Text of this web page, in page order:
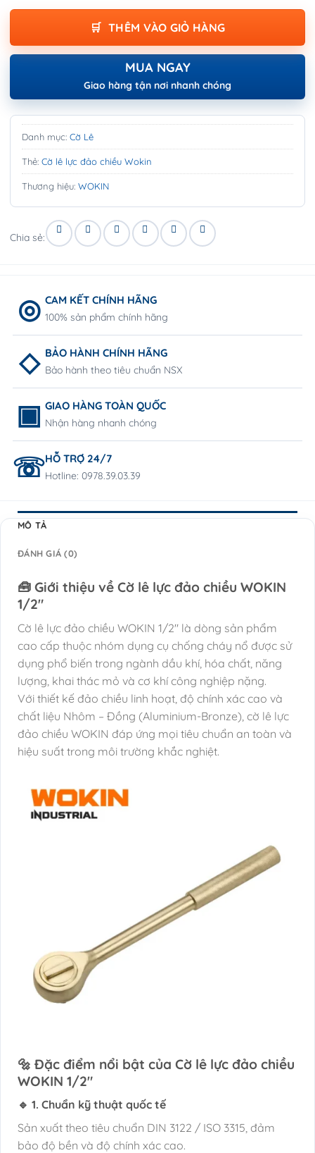
THÊM VÀO GIỎ HÀNG
MUA NGAY
Giao hàng tận nơi nhanh chóng
Danh mục: Cờ Lê
Thẻ: Cờ lê lực đảo chiều Wokin
Thương hiệu: WOKIN
Chia sẻ:
CAM KẾT CHÍNH HÃNG
100% sản phẩm chính hãng
BẢO HÀNH CHÍNH HÃNG
Bảo hành theo tiêu chuẩn NSX
GIAO HÀNG TOÀN QUỐC
Nhận hàng nhanh chóng
HỖ TRỢ 24/7
Hotline: 0978.39.03.39
MÔ TẢ
ĐÁNH GIÁ (0)
🧰 Giới thiệu về Cờ lê lực đảo chiều WOKIN
1/2″
Cờ lê lực đảo chiều WOKIN 1/2″ là dòng sản phẩm
cao cấp thuộc nhóm dụng cụ chống cháy nổ được sử
dụng phổ biến trong ngành dầu khí, hóa chất, năng
lượng, khai thác mỏ và cơ khí công nghiệp nặng.
Với thiết kế đảo chiều linh hoạt, độ chính xác cao và
chất liệu Nhôm – Đồng (Aluminium-Bronze), cờ lê lực
đảo chiều WOKIN đáp ứng mọi tiêu chuẩn an toàn và
hiệu suất trong môi trường khắc nghiệt.
🔩 Đặc điểm nổi bật của Cờ lê lực đảo chiều
WOKIN 1/2″
🔹 1. Chuẩn kỹ thuật quốc tế
Sản xuất theo tiêu chuẩn DIN 3122 / ISO 3315, đảm
bảo độ bền và độ chính xác cao.